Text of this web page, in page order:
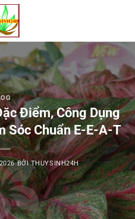
Điểm, Công Dụng
Sóc Chuẩn E-E-A-T
BỞITHUYSINH24H